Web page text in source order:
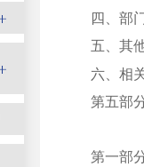
四、部
五、其
六、相
第五部
第一部